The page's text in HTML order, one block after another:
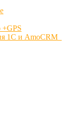
+GPS
1С и AmoCRM